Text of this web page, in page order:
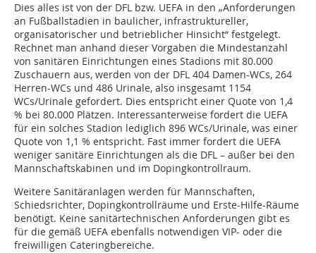
Dies alles ist von der DFL bzw. UEFA in den „Anforderungen
an Fußballstadien in baulicher, infrastruktureller,
organisatorischer und betrieblicher Hinsicht“ festgelegt.
Rechnet man anhand dieser Vorgaben die Mindestanzahl
von sanitären Einrichtungen eines Stadions mit 80.000
Zuschauern aus, werden von der DFL 404 Damen-WCs, 264
Herren-WCs und 486 Urinale, also insgesamt 1154
WCs/Urinale gefordert. Dies entspricht einer Quote von 1,4
% bei 80.000 Plätzen. Interessanterweise fordert die UEFA
für ein solches Stadion lediglich 896 WCs/Urinale, was einer
Quote von 1,1 % entspricht. Fast immer fordert die UEFA
weniger sanitäre Einrichtungen als die DFL – außer bei den
Mannschaftskabinen und im Dopingkontrollraum.
Weitere Sanitäranlagen werden für Mannschaften,
Schiedsrichter, Dopingkontrollräume und Erste-Hilfe-Räume
benötigt. Keine sanitärtechnischen Anforderungen gibt es
für die gemäß UEFA ebenfalls notwendigen VIP- oder die
freiwilligen Cateringbereiche.